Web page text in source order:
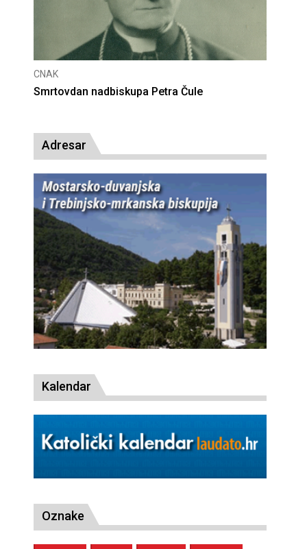
CNAK
Smrtovdan nadbiskupa Petra Čule
Adresar
Kalendar
Oznake